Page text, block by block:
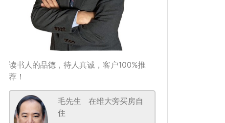
读书人的品德，待人真诚，客户100%推
荐！
毛先生
在维大旁买房自
住